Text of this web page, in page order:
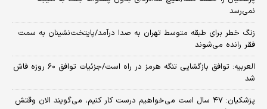
نمی‌رسد
زنگ خطر برای طبقه متوسط تهران به صدا درآمد/پایتخت‌نشینان به سمت
فقر رانده می‌شوند
العربیه: توافق بازگشایی تنگه هرمز در راه است/جزئیات توافق ۶۰ روزه فاش
شد
پزشکیان: ۴۷ سال است می‌خواهیم درست کار کنیم، می‌گویند الان وقتش